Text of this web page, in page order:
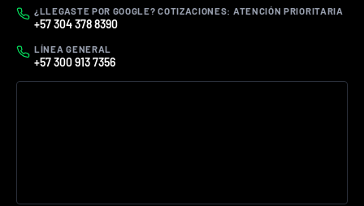
¿LLEGASTE POR GOOGLE? COTIZACIONES: ATENCIÓN PRIORITARIA
+57 304 378 8390
LÍNEA GENERAL
+57 300 913 7356